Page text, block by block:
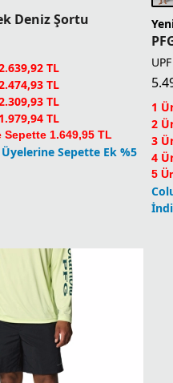
Deniz Şortu
TL
TL
TL
TL
1.649,95 TL
Sepette Ek %5
UPF
1
2
3
4
5